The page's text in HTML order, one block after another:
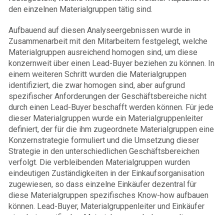
den einzelnen Materialgruppen tätig sind.
Aufbauend auf diesen Analyseergebnissen wurde in
Zusammenarbeit mit den Mitarbeitern festgelegt, welche
Materialgruppen ausreichend homogen sind, um diese
konzernweit über einen Lead-Buyer beziehen zu können. In
einem weiteren Schritt wurden die Materialgruppen
identifiziert, die zwar homogen sind, aber aufgrund
spezifischer Anforderungen der Geschäftsbereiche nicht
durch einen Lead-Buyer beschafft werden können. Für jede
dieser Materialgruppen wurde ein Materialgruppenleiter
definiert, der für die ihm zugeordnete Materialgruppen eine
Konzernstrategie formuliert und die Umsetzung dieser
Strategie in den unterschiedlichen Geschäftsbereichen
verfolgt. Die verbleibenden Materialgruppen wurden
eindeutigen Zuständigkeiten in der Einkaufsorganisation
zugewiesen, so dass einzelne Einkäufer dezentral für
diese Materialgruppen spezifisches Know-how aufbauen
können. Lead-Buyer, Materialgruppenleiter und Einkäufer